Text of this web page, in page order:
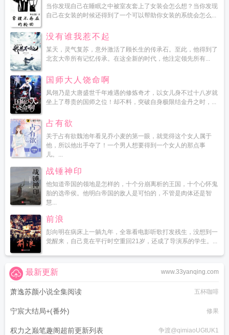
当你发现自己在睡眠之中被室友套上了女装会怎么想？当你发现
自己在女装的时候还得到了一个可以帮助你女装的系统会怎么...
没有谁我惹不起
某天，灵气复苏，意外激活了顾长生的传承石。至此，他得到了
北玄大帝所有记忆传承。在这全新的时代，他注定领先所有...
国师大人饶命啊
凤翎乃是大唐盛世千年难遇的修炼奇才，以女儿身不过十八岁就
坐上了尊贵的国师之位！却不料，突破自身极限结金丹之时，...
占有欲
关于占有欲魏池年看见乔小麦的第一眼，就觉得这个女人属于
他，所以他出手夺了！一个男人想要得到一个女人的那点事
儿。...
战锤神印
他知道帝国的领地是怎样的，十个分崩离析的王国，十个心怀鬼
胎的选帝侯。他明白帝国的敌人是可怕的，不管是肉体还是智
慧...
前浪
彭向明在病床上一躺九年，全靠看电影听歌打发残生，没想到一
觉醒来，自己竟在平行时空重回21岁，还成了导演系的学生。...
www.33yanqing.com
最新更新
萧逸苏颜小说全集阅读 五杯咖啡
宁宸大结局+(番外) 修果
权力之巅笔趣阁超前更新列表 争渡@qimiaoUGtUK1